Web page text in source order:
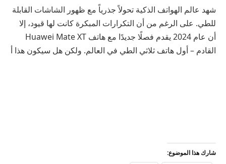
شهد عالم الهواتف الذكية تحولاً جذرياً مع ظهور الشاشات القابلة
للطي. على الرغم من أن التكرارات المبكرة كانت لها قيود، إلا
أن عام 2024 يقدم فصلًا جديدًا مع هاتف Huawei Mate XT
القادم – أول هاتف ثلاثي الطي في العالم. ولكن هل سيكون هذا أ
شارك هذا الموضوع: